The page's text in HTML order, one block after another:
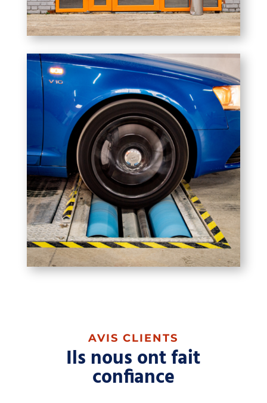
AVIS CLIENTS
Ils nous ont fait
confiance